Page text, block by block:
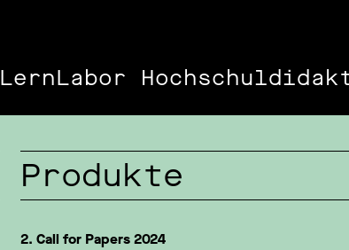
LernLabor
Produkte
2. Call for Papers 2024